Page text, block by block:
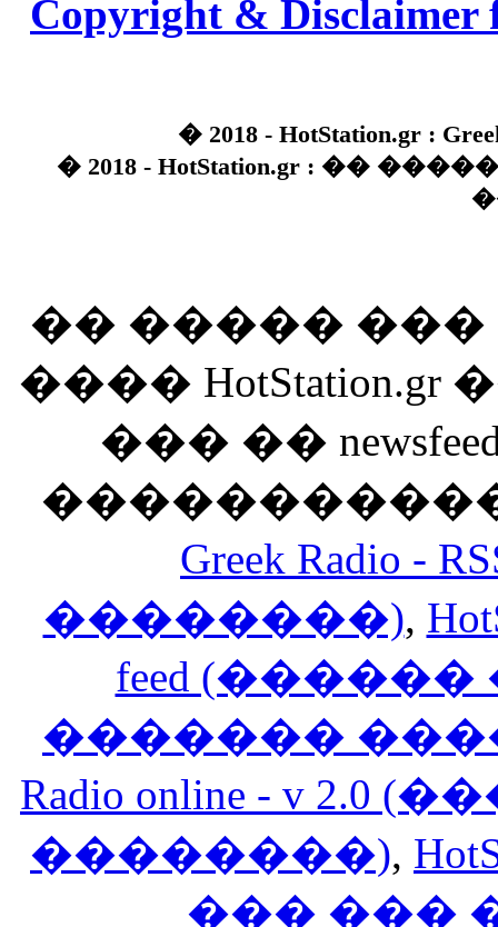
Copyright & Disclaimer
� 2018 - HotStation.gr :
� 2018 - HotStation.gr : ��
�� �����
����
��� ��
Greek Radio
��������),
feed
�������
Radio online - v
��������),
��� ���